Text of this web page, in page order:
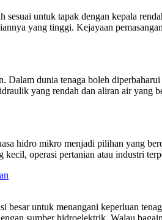
untuk tapak dengan kepala
yang tinggi. Kejayaan
dunia tenaga boleh
yang rendah dan aliran air yang
hidro mikro menjadi pilihan yang
operasi pertanian atau industri
besar untuk menangani keperluan
sumber hidroelektrik. Walau